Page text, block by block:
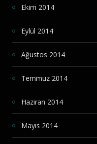
Ekim 2014
Eylül 2014
Ağustos 2014
Temmuz 2014
Haziran 2014
Mayıs 2014